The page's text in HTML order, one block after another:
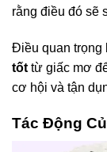
rằng điều đó sẽ
Điều quan trọng
tốt từ giấc mơ
cơ hội và tận
Tác Động